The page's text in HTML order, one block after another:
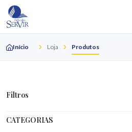
Início Loja Produtos
Filtros
CATEGORIAS